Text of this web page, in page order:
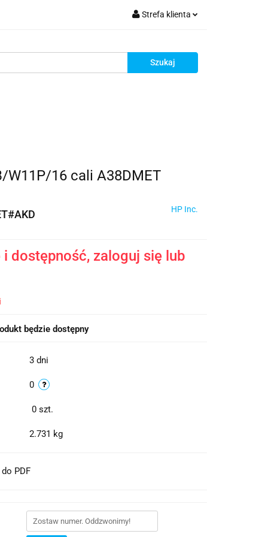
Strefa klienta
Zarejestruj się
W11P/16 cali A38DMET
HP Inc.
i dostępność, zaloguj się lub
będzie dostępny
3 dni
0
0 szt.
2.731 kg
PDF